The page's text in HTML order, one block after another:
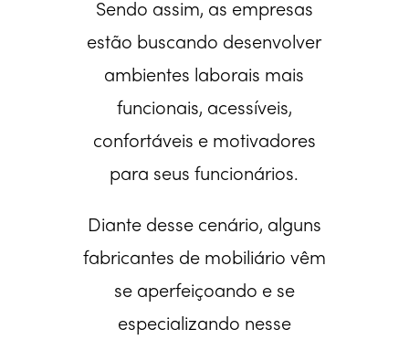
Sendo assim, as empresas
estão buscando desenvolver
ambientes laborais mais
funcionais, acessíveis,
confortáveis e motivadores
para seus funcionários.
Diante desse cenário, alguns
fabricantes de mobiliário vêm
se aperfeiçoando e se
especializando nesse